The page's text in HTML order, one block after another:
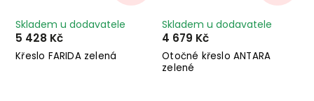
Křeslo FARIDA zelená
Skladem u dodavatele
5 428 Kč
Otočné křeslo ANTARA
zelené
Skladem u dodavatele
4 679 Kč